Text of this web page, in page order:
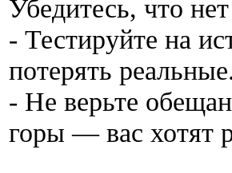
Убедитесь, что
- Тестируйте на
потерять
- Не верьте
горы — вас хотят